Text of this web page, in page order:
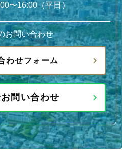
〜16:00（平日）
お問い合わせ
わせフォーム
問い合わせ